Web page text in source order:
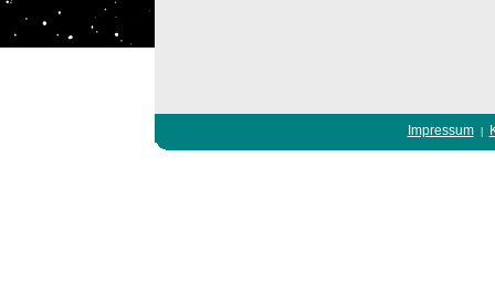
Impressum